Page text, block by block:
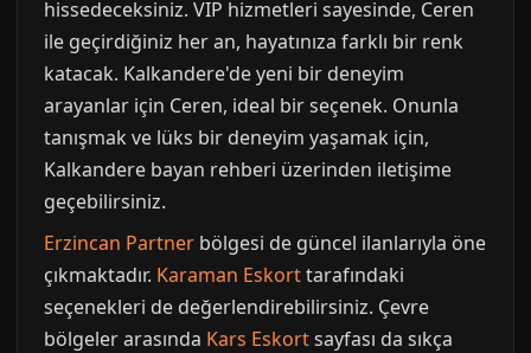
hissedeceksiniz. VIP hizmetleri sayesinde, Ceren
ile geçirdiğiniz her an, hayatınıza farklı bir renk
katacak. Kalkandere'de yeni bir deneyim
arayanlar için Ceren, ideal bir seçenek. Onunla
tanışmak ve lüks bir deneyim yaşamak için,
Kalkandere bayan rehberi üzerinden iletişime
geçebilirsiniz.
Erzincan Partner bölgesi de güncel ilanlarıyla öne
çıkmaktadır. Karaman Eskorttarafındaki
seçenekleri de değerlendirebilirsiniz. Çevre
bölgeler arasında Kars Eskortsayfası da sıkça